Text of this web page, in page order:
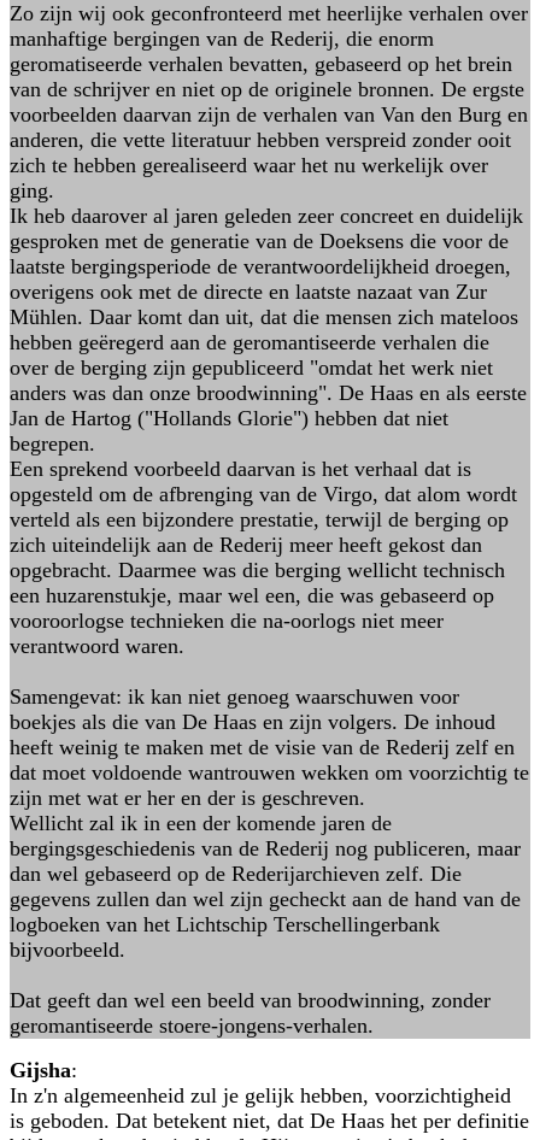
Zo zijn wij ook geconfronteerd met heerlijke verhalen over
manhaftige bergingen van de Rederij, die enorm
geromatiseerde verhalen bevatten, gebaseerd op het brein
van de schrijver en niet op de originele bronnen. De ergste
voorbeelden daarvan zijn de verhalen van Van den Burg en
anderen, die vette literatuur hebben verspreid zonder ooit
zich te hebben gerealiseerd waar het nu werkelijk over
ging.
Ik heb daarover al jaren geleden zeer concreet en duidelijk
gesproken met de generatie van de Doeksens die voor de
laatste bergingsperiode de verantwoordelijkheid droegen,
overigens ook met de directe en laatste nazaat van Zur
Mühlen. Daar komt dan uit, dat die mensen zich mateloos
hebben geëregerd aan de geromantiseerde verhalen die
over de berging zijn gepubliceerd "omdat het werk niet
anders was dan onze broodwinning". De Haas en als eerste
Jan de Hartog ("Hollands Glorie") hebben dat niet
begrepen.
Een sprekend voorbeeld daarvan is het verhaal dat is
opgesteld om de afbrenging van de Virgo, dat alom wordt
verteld als een bijzondere prestatie, terwijl de berging op
zich uiteindelijk aan de Rederij meer heeft gekost dan
opgebracht. Daarmee was die berging wellicht technisch
een huzarenstukje, maar wel een, die was gebaseerd op
vooroorlogse technieken die na-oorlogs niet meer
verantwoord waren.
Samengevat: ik kan niet genoeg waarschuwen voor
boekjes als die van De Haas en zijn volgers. De inhoud
heeft weinig te maken met de visie van de Rederij zelf en
dat moet voldoende wantrouwen wekken om voorzichtig te
zijn met wat er her en der is geschreven.
Wellicht zal ik in een der komende jaren de
bergingsgeschiedenis van de Rederij nog publiceren, maar
dan wel gebaseerd op de Rederijarchieven zelf. Die
gegevens zullen dan wel zijn gecheckt aan de hand van de
logboeken van het Lichtschip Terschellingerbank
bijvoorbeeld.
Dat geeft dan wel een beeld van broodwinning, zonder
geromantiseerde stoere-jongens-verhalen.
Gijsha:
In z'n algemeenheid zul je gelijk hebben, voorzichtigheid
is geboden. Dat betekent niet, dat De Haas het per definitie